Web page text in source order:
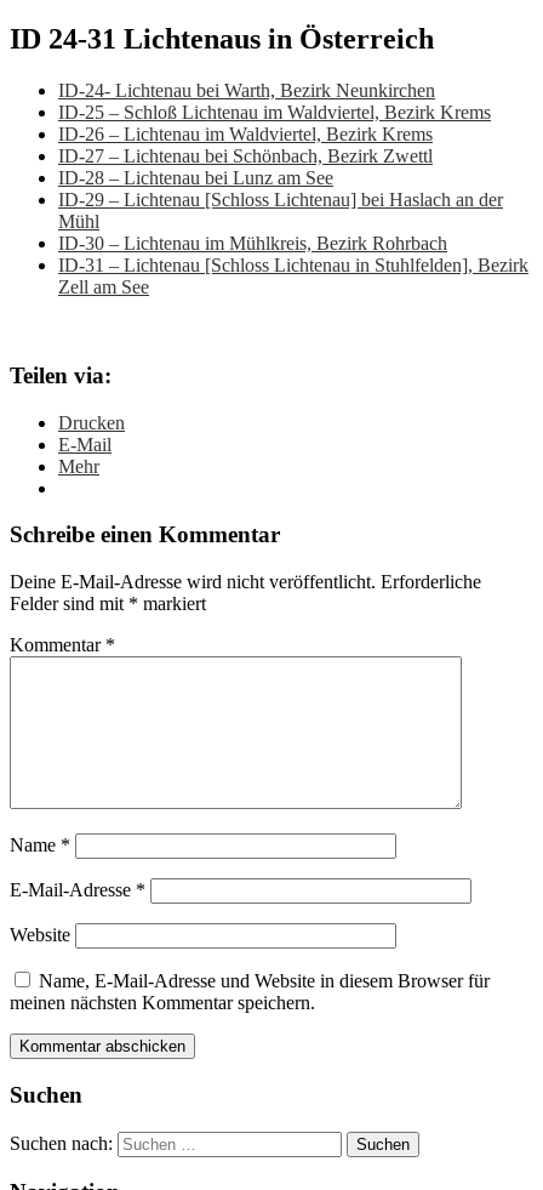
ID 24-31 Lichtenaus in Österreich
ID-24- Lichtenau bei Warth, Bezirk Neunkirchen
ID-25 – Schloß Lichtenau im Waldviertel, Bezirk Krems
ID-26 – Lichtenau im Waldviertel, Bezirk Krems
ID-27 – Lichtenau bei Schönbach, Bezirk Zwettl
ID-28 – Lichtenau bei Lunz am See
ID-29 – Lichtenau [Schloss Lichtenau] bei Haslach an der
Mühl
ID-30 – Lichtenau im Mühlkreis, Bezirk Rohrbach
ID-31 – Lichtenau [Schloss Lichtenau in Stuhlfelden], Bezirk
Zell am See
Teilen via:
Drucken
E-Mail
Mehr
Schreibe einen Kommentar
Deine E-Mail-Adresse wird nicht veröffentlicht. Erforderliche
Felder sind mit * markiert
Kommentar *
Name *
E-Mail-Adresse *
Website
Name, E-Mail-Adresse und Website in diesem Browser für
meinen nächsten Kommentar speichern.
Suchen
Suchen nach: